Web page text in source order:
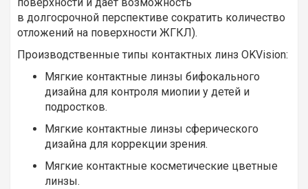
поверхности и дает возможность
в долгосрочной перспективе сократить количество
отложений на поверхности ЖГКЛ).
Производственные типы контактных линз OKVision:
Мягкие контактные линзы бифокального
дизайна для контроля миопии у детей и
подростков.
Мягкие контактные линзы сферического
дизайна для коррекции зрения.
Мягкие контактные косметические цветные
линзы.